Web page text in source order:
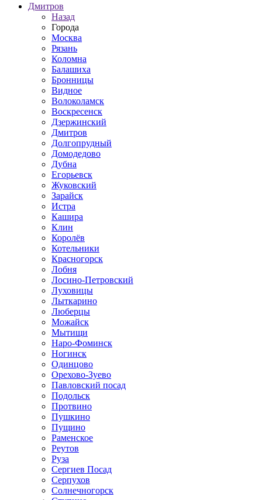
Дмитров
Назад
Города
Москва
Рязань
Коломна
Балашиха
Бронницы
Видное
Волоколамск
Воскресенск
Дзержинский
Дмитров
Долгопрудный
Домодедово
Дубна
Егорьевск
Жуковский
Зарайск
Истра
Кашира
Клин
Королёв
Котельники
Красногорск
Лобня
Лосино-Петровский
Луховицы
Лыткарино
Люберцы
Можайск
Мытищи
Наро-Фоминск
Ногинск
Одинцово
Орехово-Зуево
Павловский посад
Подольск
Протвино
Пушкино
Пущино
Раменское
Реутов
Руза
Сергиев Посад
Серпухов
Солнечногорск